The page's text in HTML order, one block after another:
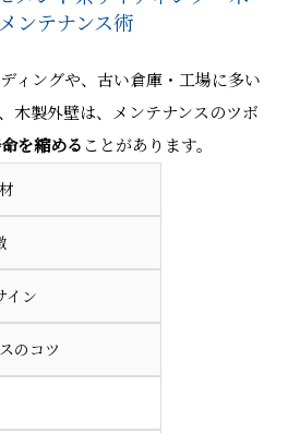
ンテナンス術
ィングや、古い倉庫・工場に多い
木製外壁は、メンテナンスのツボ
を縮める ことがあります。
イン
のコツ